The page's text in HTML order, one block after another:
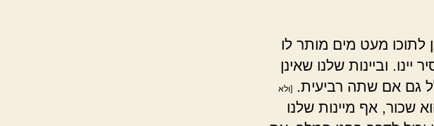
מעט מים מותר לו
וביינות שלנו שאינן
גם אם שתה רביעית.
[ולא
אף מיינות שלנו